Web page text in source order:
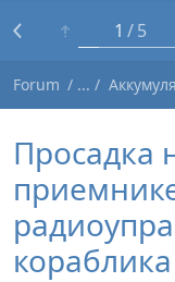
1 5
Forum
Просадка
кораблика